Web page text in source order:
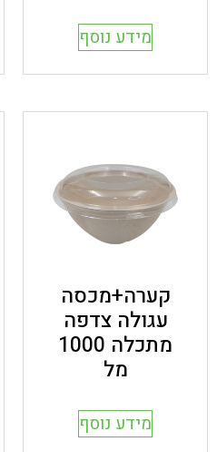
מידע נוסף
קערה+מכסה
עגולה צדפה
מתכלה 1000
מל
מידע נוסף